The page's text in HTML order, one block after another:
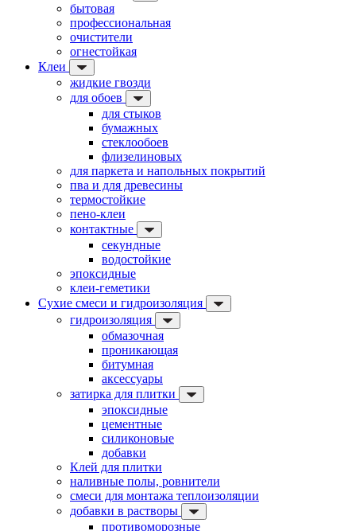
бытовая
профессиональная
очистители
огнестойкая
Клеи
жидкие гвозди
для обоев
для стыков
бумажных
стеклообоев
флизелиновых
для паркета и напольных покрытий
пва и для древесины
термостойкие
пено-клеи
контактные
секундные
водостойкие
эпоксидные
клеи-геметики
Сухие смеси и гидроизоляция
гидроизоляция
обмазочная
проникающая
битумная
аксессуары
затирка для плитки
эпоксидные
цементные
силиконовые
добавки
Клей для плитки
наливные полы, ровнители
смеси для монтажа теплоизоляции
добавки в растворы
противоморозные